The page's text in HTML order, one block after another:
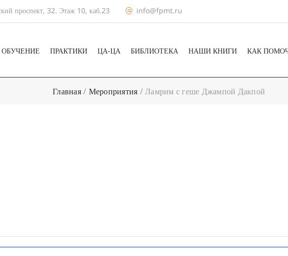
проспект, 32. Этаж 10, каб.23 info@fpmt.ru
ОБУЧЕНИЕ ПРАКТИКИ ЦА-ЦА БИБЛИОТЕКА НАШИ КНИГИ КАК
Главная/ Мероприятия /Ламрим с геше Джампой Дакпой